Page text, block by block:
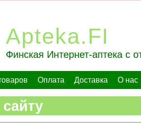
Apteka.FI
Финская Интернет-аптека с
Оплата Доставка О нас